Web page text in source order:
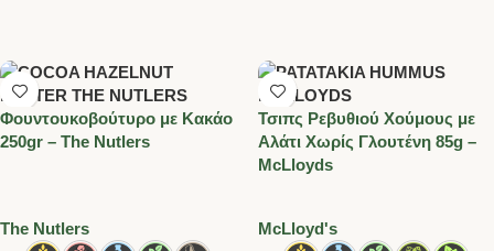
Φουντουκοβούτυρο με Κακάο
250gr – The Nutlers
Τhe Nutlers
Τσιπς Ρεβυθιού Χούμους με
Αλάτι Χωρίς Γλουτένη 85g –
McLloyds
McLloyd's